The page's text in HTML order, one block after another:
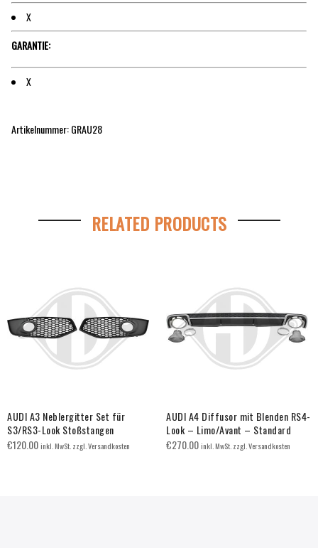
X
GARANTIE:
X
Artikelnummer: GRAU28
RELATED PRODUCTS
AUDI A3 Neblergitter Set für
S3/RS3-Look Stoßstangen
€120.00inkl. MwSt. zzgl. Versandkosten
AUDI A4 Diffusor mit Blenden RS4-
Look – Limo/Avant – Standard
€270.00inkl. MwSt. zzgl. Versandkosten